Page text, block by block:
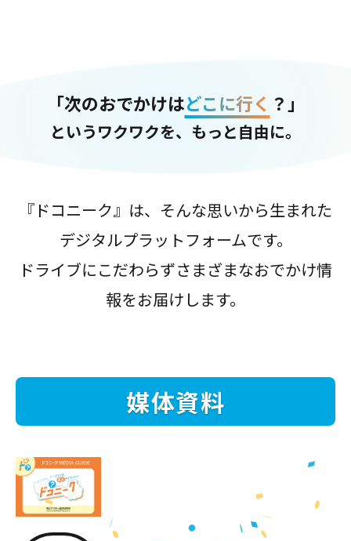
「次のおでかけはどこに行く ？」
というワクワクを、もっと自由に。
『ドコニーク』は、そんな思いから生まれた
デジタルプラットフォームです。
ドライブにこだわらずさまざまなおでかけ情
報をお届けします。
媒体資料